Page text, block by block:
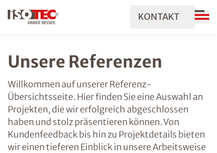
KONTAKT
Unsere Referenzen
Willkommen auf unserer Referenz-
Übersichtsseite. Hier finden Sie eine Auswahl an
Projekten, die wir erfolgreich abgeschlossen
haben und stolz präsentieren können. Von
Kundenfeedback bis hin zu Projektdetails bieten
wir einen tieferen Einblick in unsere Arbeitsweise